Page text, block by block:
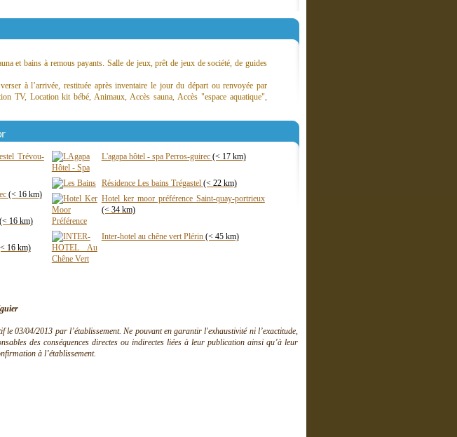
et bains à remous payants. Salle de jeux, prêt de jeux de société, de guides
à l’arrivée, restituée après inventaire le jour du départ ou renvoyée par
TV, Location kit bébé, Animaux, Accès sauna, Accès "espace aquatique",
Trévou-
(< 16 km)
(< 16 km)
16 km)
L'agapa hôtel - spa Perros-guirec (< 17 km)
Résidence Les bains Trégastel (< 22 km)
Hotel ker moor préférence Saint-quay-portrieux
(< 34 km)
Inter-hotel au chêne vert Plérin (< 45 km)
03/04/2013 par l’établissement. Ne pouvant en garantir l'exhaustivité ni l’exactitude,
des conséquences directes ou indirectes liées à leur publication ainsi qu’à leur
à l’établissement.